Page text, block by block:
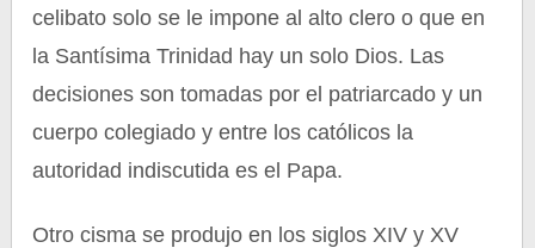
celibato solo se le impone al alto clero o que en
la Santísima Trinidad hay un solo Dios. Las
decisiones son tomadas por el patriarcado y un
cuerpo colegiado y entre los católicos la
autoridad indiscutida es el Papa.
Otro cisma se produjo en los siglos XIV y XV